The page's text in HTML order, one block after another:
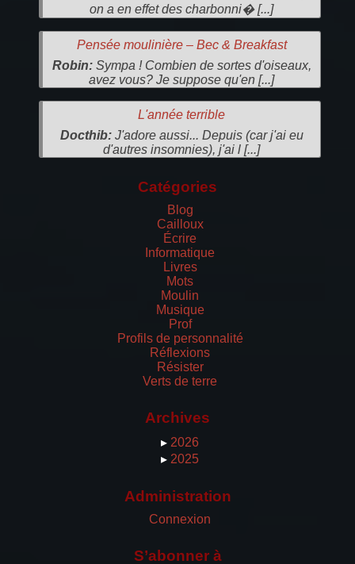
on a en effet des charbonni� [...]
Pensée moulinière – Bec & Breakfast
Robin:Sympa ! Combien de sortes d'oiseaux,
avez vous? Je suppose qu'en [...]
L'année terrible
Docthib:J'adore aussi... Depuis (car j'ai eu
d'autres insomnies), j'ai l [...]
Catégories
Blog
Cailloux
Écrire
Informatique
Livres
Mots
Moulin
Musique
Prof
Profils de personnalité
Réflexions
Résister
Verts de terre
Archives
▸ 2026
▸ 2025
Administration
Connexion
S’abonner à